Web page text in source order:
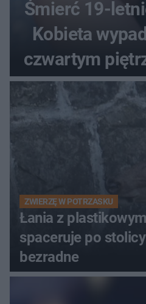
Śmierć 19-
Kobieta
czwartym
nagranie
ZWIERZĘ W POTRZASKU
Łania z
spaceruje po stolicy
bezradne